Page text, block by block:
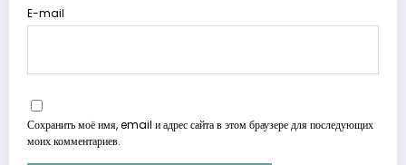
E-mail
Сохранить моё имя, email и адрес сайта в этом браузере для последующих
моих комментариев.